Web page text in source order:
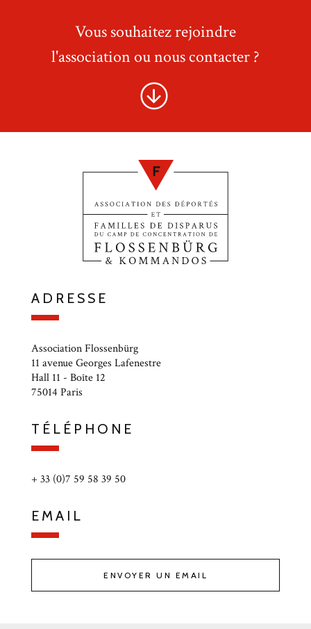
Vous souhaitez rejoindre
l'association ou nous contacter ?
ADRESSE
Association Flossenbürg
11 avenue Georges Lafenestre
Hall 11 - Boîte 12
75014 Paris
TÉLÉPHONE
+ 33 (0)7 59 58 39 50
EMAIL
ENVOYER UN EMAIL